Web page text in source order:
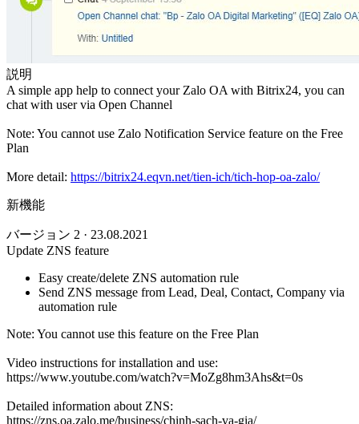
説明
A simple app help to connect your Zalo OA with Bitrix24, you can
chat with user via Open Channel
Note: You cannot use Zalo Notification Service feature on the Free
Plan
More detail: https://bitrix24.eqvn.net/tien-ich/tich-hop-oa-zalo/
新機能
バージョン 2 · 23.08.2021
Update ZNS feature
Easy create/delete ZNS automation rule
Send ZNS message from Lead, Deal, Contact, Company via
automation rule
Note: You cannot use this feature on the Free Plan
Video instructions for installation and use:
https://www.youtube.com/watch?v=MoZg8hm3Ahs&t=0s
Detailed information about ZNS:
https://zns.oa.zalo.me/business/chinh-sach-va-gia/